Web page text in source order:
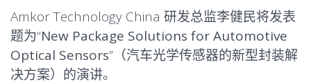
Amkor Technology China 研发总监李健民将发表
题为“New Package Solutions for Automotive
Optical Sensors”（汽车光学传感器的新型封装解
决方案）的演讲。